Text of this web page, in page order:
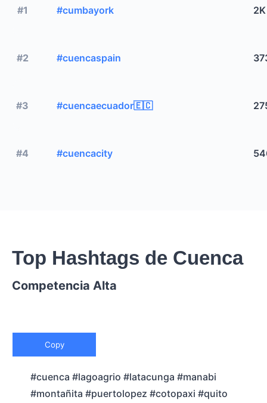
#1 #cumbayork 2K
#2 #cuencaspain
#3 #cuencaecuador🇪🇨
#4 #cuencacity
Top Hashtags de Cuenca
Competencia Alta
Copy
#cuenca #lagoagrio #latacunga #manabi
#montañita #puertolopez #cotopaxi #quito